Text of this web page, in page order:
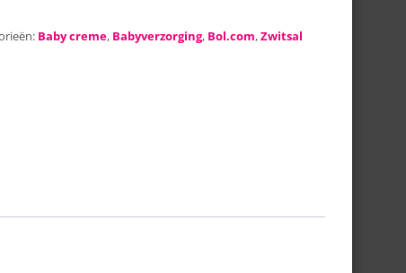
Baby creme, Babyverzorging, Bol.com,Zwitsal